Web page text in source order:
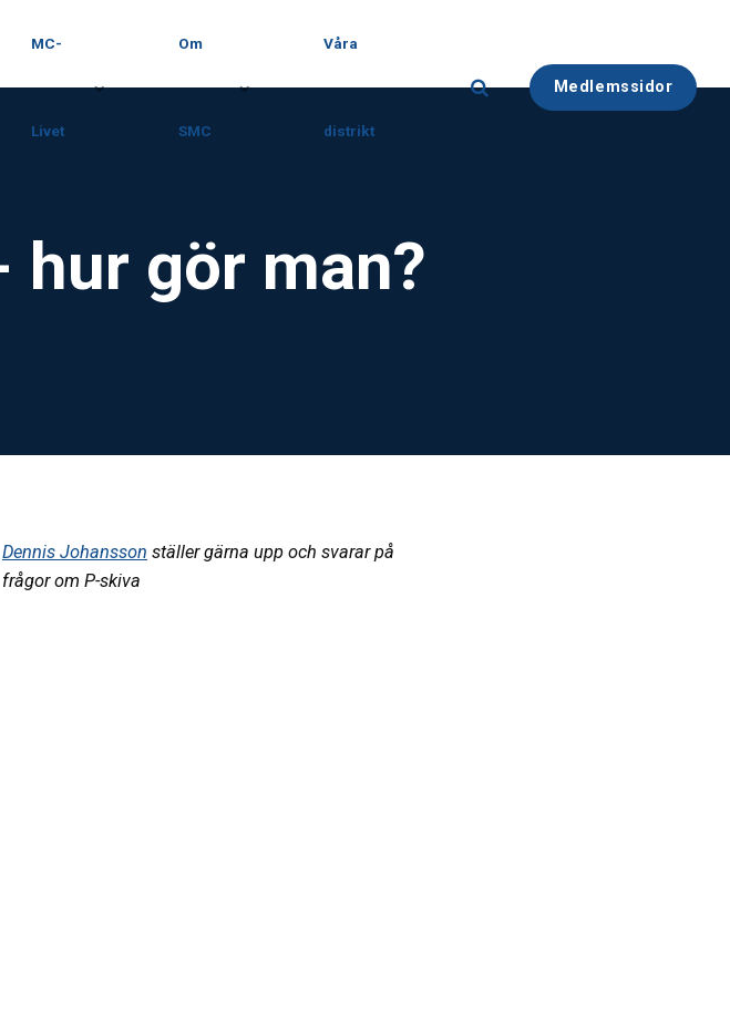
MC-
Livet
Om
SMC
Våra
distrikt
Medlemssidor
hur gör man?
Dennis Johansson ställer gärna upp och svarar på
frågor om P-skiva